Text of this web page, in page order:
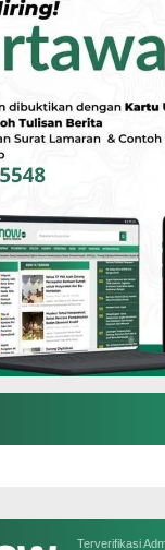
Terverifikasi